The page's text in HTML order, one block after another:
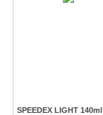
SPEEDEX LIGHT 140ml